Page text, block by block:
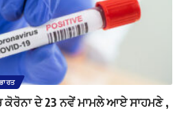
ਭਾਰਤ
ਦੇ 23 ਨਵੇਂ ਮਾਮਲੇ ਆਏ ਸਾਹਮਣੇ ,